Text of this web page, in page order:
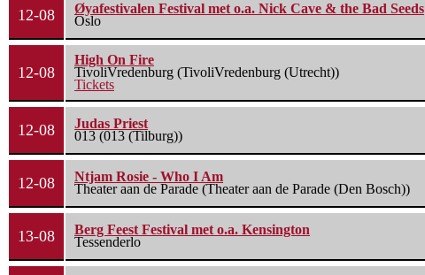
12-08
Øyafestivalen Festival met o.a. Nick Cave & the Bad Seeds
Oslo
12-08
High On Fire
TivoliVredenburg (TivoliVredenburg (Utrecht))
Tickets
12-08
Judas Priest
013 (013 (Tilburg))
12-08
Ntjam Rosie - Who I Am
Theater aan de Parade (Theater aan de Parade (Den Bosch))
13-08
Berg Feest Festival met o.a. Kensington
Tessenderlo